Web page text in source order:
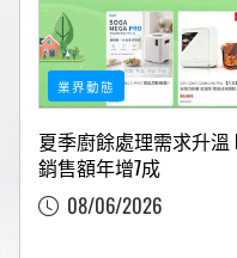
業界動態
夏季廚餘處理需求升溫
銷售額年增7成
08/06/2026